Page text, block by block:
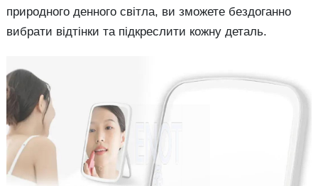
природного денного світла, ви зможете бездоганно
вибрати відтінки та підкреслити кожну деталь.